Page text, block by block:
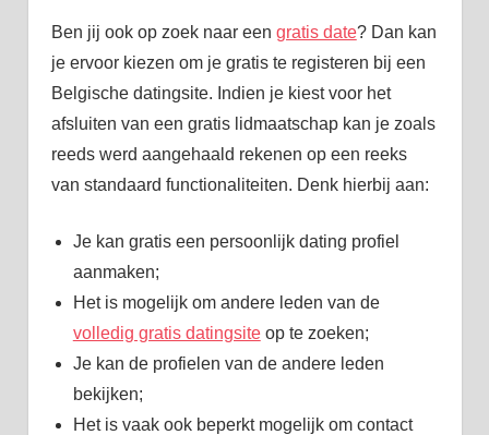
Ben jij ook op zoek naar een gratis date? Dan kan
je ervoor kiezen om je gratis te registeren bij een
Belgische datingsite. Indien je kiest voor het
afsluiten van een gratis lidmaatschap kan je zoals
reeds werd aangehaald rekenen op een reeks
van standaard functionaliteiten. Denk hierbij aan:
Je kan gratis een persoonlijk dating profiel
aanmaken;
Het is mogelijk om andere leden van de
volledig gratis datingsiteop te zoeken;
Je kan de profielen van de andere leden
bekijken;
Het is vaak ook beperkt mogelijk om contact